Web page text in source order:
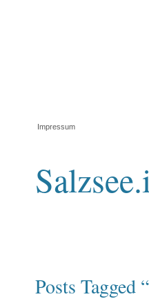
Impressum
Posts Tagged